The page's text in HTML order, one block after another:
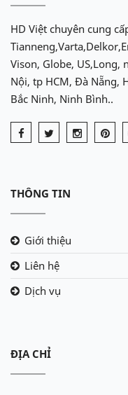
HD Việt chuyên cung
Vison, Globe, US,Long,
Nội, tp HCM, Đà Nẵng,
Bắc Ninh, Ninh Bình..
THÔNG TIN
Giới thiệu
Liên hệ
Dịch vụ
ĐỊA CHỈ